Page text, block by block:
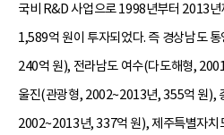
국비 R&D 사업으로 1998년부터 2013
1,589억 원이 투자되었다. 즉 경상남도
240억 원), 전라남도 여수(다도해형,
울진(관광형, 2002~2013년, 355억 원),
2002~2013년, 337억 원), 제주특별자